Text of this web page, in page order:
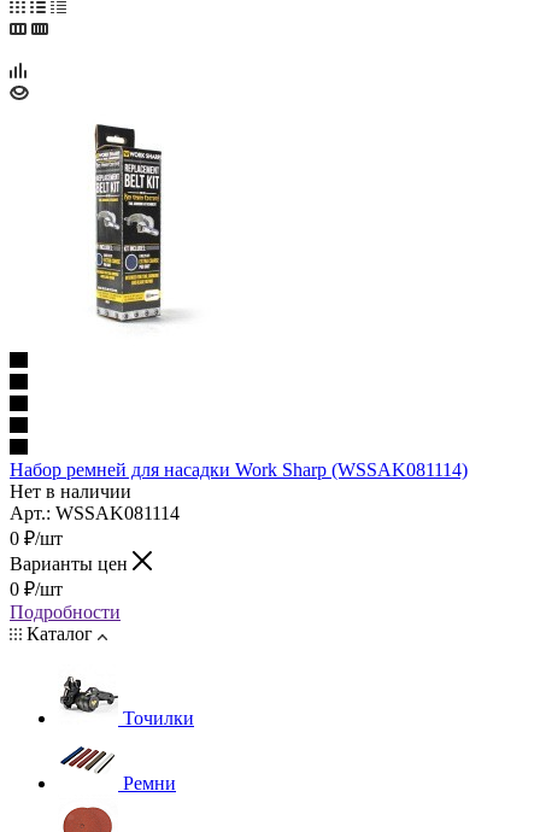
Набор ремней для насадки Work Sharp (WSSAK081114)
Нет в наличии
Арт.: WSSAK081114
0 ₽/шт
Варианты цен
0 ₽/шт
Подробности
Каталог
Точилки
Ремни